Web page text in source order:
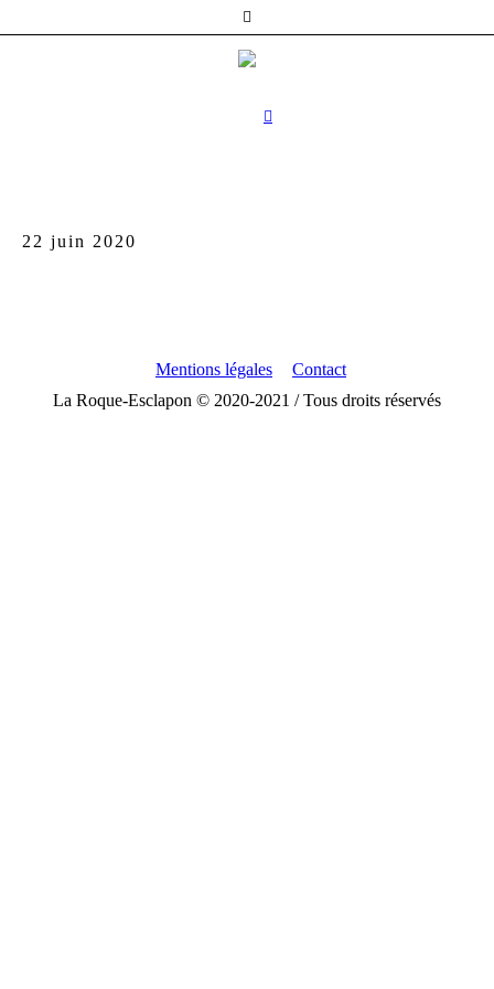
22 juin 2020
Mentions légales
Contact
La Roque-Esclapon © 2020-2021 / Tous droits réservés